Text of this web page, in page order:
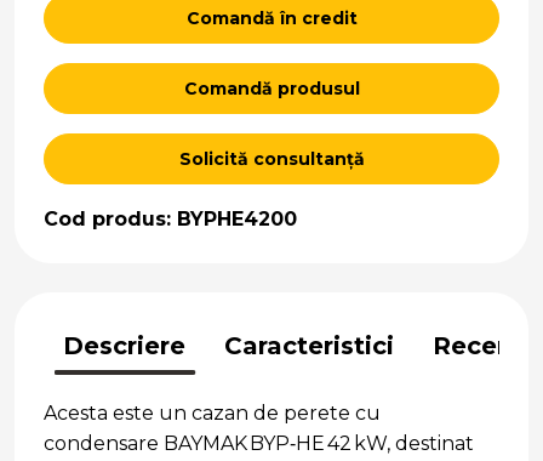
Comandă în credit
Comandă produsul
Solicită consultanță
Cod produs: BYPHE4200
Descriere Caracteristici
Acesta este un cazan de perete cu
condensare BAYMAK BYP‑HE 42 kW, destinat